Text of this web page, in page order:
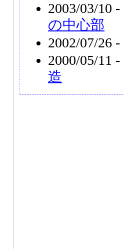
2003/03/10 -
の中心部
2002/07/26 -
2000/05/11 -
造